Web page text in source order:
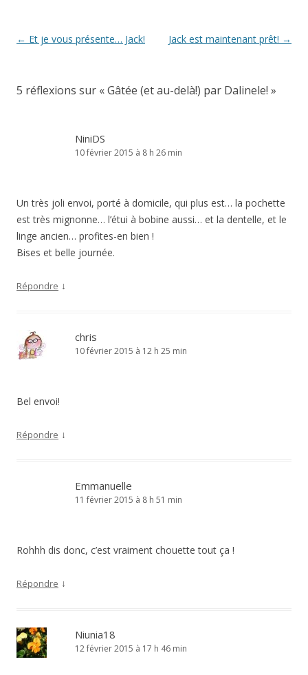
Navigation
← Et je vous présente… Jack! Jack est maintenant prêt! →
5 réflexions sur «Gâtée (et au-delà!) par Dalinele! »
NiniDS
10 février 2015 à 8 h 26 min
Un très joli envoi, porté à domicile, qui plus est… la pochette
est très mignonne… l’étui à bobine aussi… et la dentelle, et le
linge ancien… profites-en bien !
Bises et belle journée.
Répondre ↓
chris
10 février 2015 à 12 h 25 min
Bel envoi!
Répondre ↓
Emmanuelle
11 février 2015 à 8 h 51 min
Rohhh dis donc, c’est vraiment chouette tout ça !
Répondre ↓
Niunia18
12 février 2015 à 17 h 46 min